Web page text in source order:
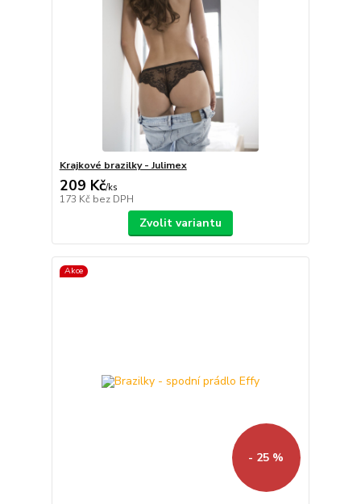
Krajkové brazilky - Julimex
209 Kč/ks
173 Kč bez DPH
Zvolit variantu
Akce
- 25 %